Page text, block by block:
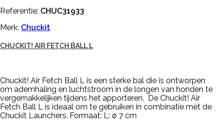
Referentie: CHUC31933
Merk: Chuckit
CHUCKIT! AIR FETCH BALL L
Chuckit! Air Fetch Ball L is een sterke bal die is ontworpen
om ademhaling en luchtstroom in de longen van honden te
vergemakkelijken tijdens het apporteren. De Chuckit! Air
Fetch Ball L is ideaal om te gebruiken in combinatie met de
Chuckit Launchers. Formaat: L: ø 7 cm